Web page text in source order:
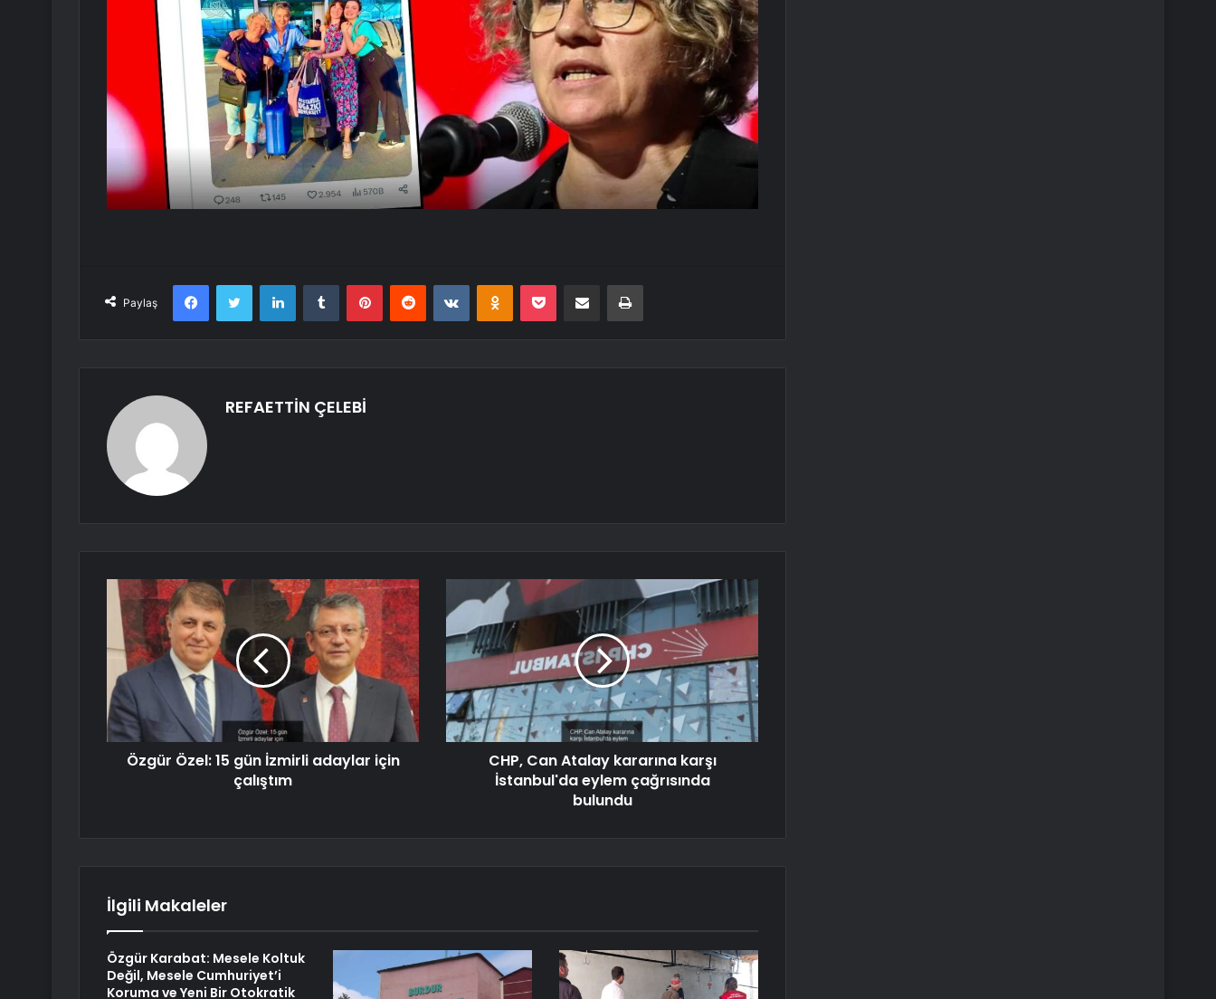
Paylaş
FacebookTwitter LinkedInTumblr PinterestReddit VKontakteOdnoklassniki
Pocket E-Posta ile paylaş Yazdır
REFAETTİN ÇELEBİ
Özgür Özel: 15 gün İzmirli adaylar için
çalıştım
CHP, Can Atalay kararına karşı
İstanbul'da eylem çağrısında
bulundu
İlgili Makaleler
Özgür Karabat: Mesele Koltuk
Değil, Mesele Cumhuriyet’i
Koruma ve Yeni Bir Otokratik